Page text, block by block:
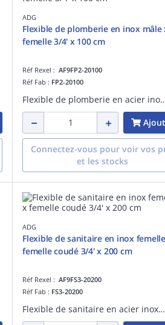
ADG
Flexible de plomberie en inox mâle
femelle 3/4' x 100 cm
Réf Rexel : AF9FP2-20100
Réf Fab : FP2-20100
Flexible de plomberie en acier inoxydable - PN 10 - fourni
Connectez-vous pour voir vos
et les stocks
ADG
Flexible de sanitaire en inox
femelle coudé 3/4' x 200 cm
Réf Rexel : AF9FS3-20200
Réf Fab : FS3-20200
Flexible de sanitaire en acier inoxydable - PN 8 - fourni avec une patte d'accroche - femelle x femelle coudé 3/4' - longueur de 200 cm